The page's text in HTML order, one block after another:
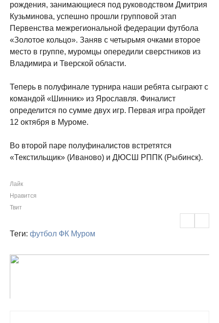
рождения, занимающиеся под руководством Дмитрия
Кузьминова, успешно прошли групповой этап
Первенства межрегиональной федерации футбола
«Золотое кольцо». Заняв с четырьмя очками второе
место в группе, муромцы опередили сверстников из
Владимира и Тверской области.
Теперь в полуфинале турнира наши ребята сыграют с
командой «Шинник» из Ярославля. Финалист
определится по сумме двух игр. Первая игра пройдет
12 октября в Муроме.
Во второй паре полуфиналистов встретятся
«Текстильщик» (Иваново) и ДЮСШ РППК (Рыбинск).
Лайк
Нравится
Твит
Теги: футбол ФК Муром